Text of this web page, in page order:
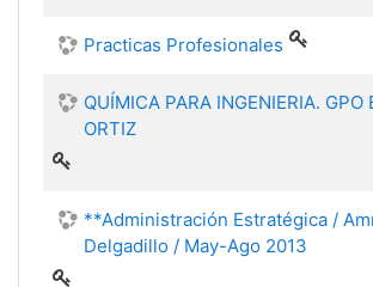
Practicas Profesionales
QUÍMICA PARA INGENIERIA. GPO
ORTIZ
**Administración Estratégica /
Delgadillo / May-Ago 2013